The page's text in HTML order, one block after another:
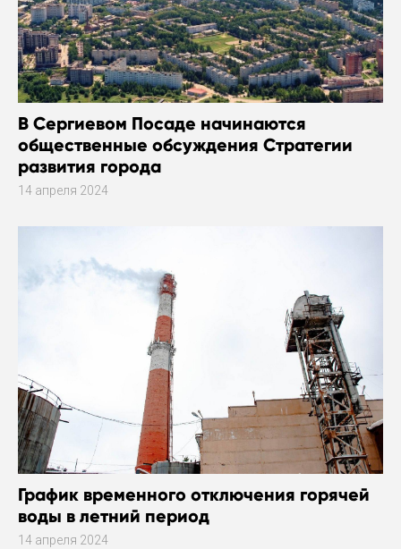
В Сергиевом Посаде начинаются
общественные обсуждения Стратегии
развития города
14 апреля 2024
График временного отключения горячей
воды в летний период
14 апреля 2024